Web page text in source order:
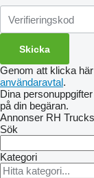
Genom att klicka
användaravtal.
Dina
på din begäran.
Annonser RH
Sök
Kategori